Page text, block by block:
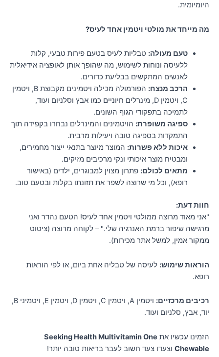
היומיומית.
מה מייחד את מולטי ויטמין אחד לעיס?
טעם מעולה: טבליות לעיס בטעם פירות טבעי, קלות
ללעיסה ונוחות לשימוש, מה שהופך אותן לאופציה אידיאלית
לאנשים המתקשים בבליעת כדורים.
הרכב מנצח:
הפורמולה מכילה ויטמינים מקבוצת B, ויטמין
C, ויטמין D, מינרלים חיוניים כמו אבץ וסלניום ועוד,
לתמיכה בתפקודי הגוף השונים.
ספיגה משופרת: הויטמינים והמינרלים נבחרו בקפידה תוך
התמקדות בספיגה טובה ויעילות מרבית.
איכות ללא פשרות: המוצר מיוצר בתנאי ייצור מחמירים,
ומבטיח מוצר איכותי ונקי מרכיבים מזיקים.
מתאים לכולם: פתרון מצוין למבוגרים, ילדים (באישור
רופא), וכל מי שרוצה לשפר את תזונתו בקלות ובטעם טוב.
חוות דעת:
"אני מאוד מרוצה ממולטי ויטמין אחד לעיס! הטעם נהדר ואני
מרגישה שיפור ברמת האנרגיה שלי." – לקוחה מרוצה (ציטוט
ממקור אמין, למשל אתר מכירות).
הוראות שימוש: לעיסה של טבליה אחת ביום, או לפי הוראות
רופא.
רכיבים מרכזיים:
ויטמין A, ויטמין C, ויטמין D, ויטמין E, ויטמיני B,
יוד, אבץ, סלניום ועוד.
הזמינו עכשיו את Seeking Health Multivitamin One
Chewable וצעדו צעד חשוב לעבר בריאות טובה יותר!